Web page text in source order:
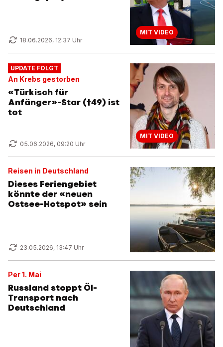
18.06.2026, 12:37 Uhr
MIT VIDEO
UPDATE FOLGT
An Krebs gestorben
«Türkisch für
Anfänger»-Star (†49) ist
tot
05.06.2026, 09:20 Uhr
MIT VIDEO
Reisen in Deutschland
Dieses Feriengebiet
könnte der «neuen
Ostsee-Hotspot» sein
23.05.2026, 13:47 Uhr
Per 1. Mai
Russland stoppt Öl-
Transport nach
Deutschland